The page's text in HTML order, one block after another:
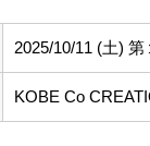
2025/10/11 (土)
KOBE Co